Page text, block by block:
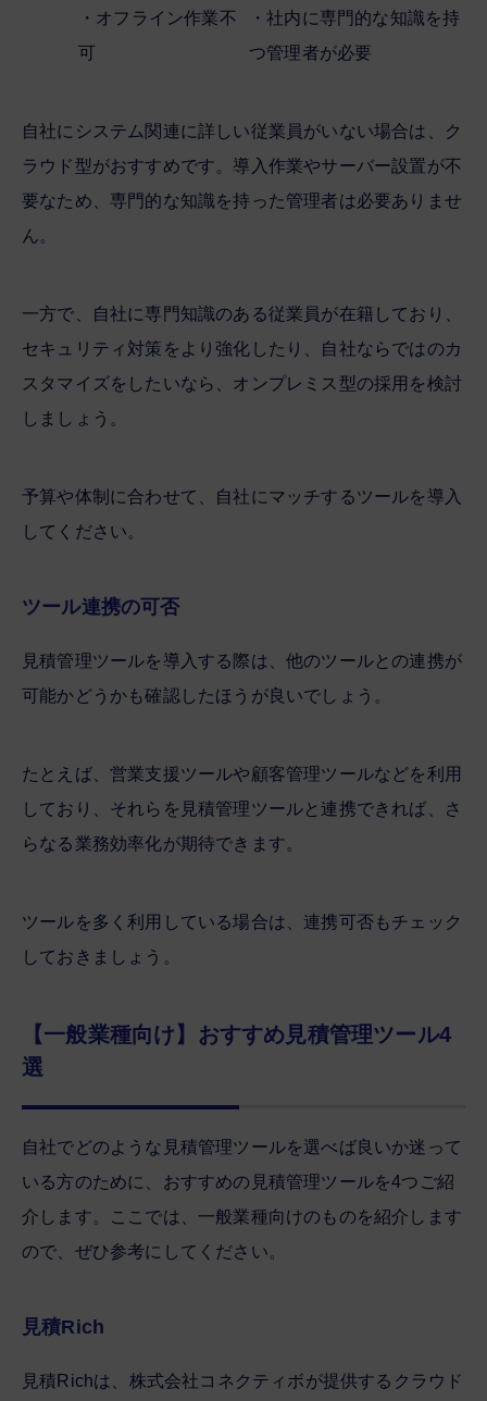
・オフライン作業不
可
・社内に専門的な知識を持
つ管理者が必要
自社にシステム関連に詳しい従業員がいない場合は、ク
ラウド型がおすすめです。導入作業やサーバー設置が不
要なため、専門的な知識を持った管理者は必要ありませ
ん。
一方で、自社に専門知識のある従業員が在籍しており、
セキュリティ対策をより強化したり、自社ならではのカ
スタマイズをしたいなら、オンプレミス型の採用を検討
しましょう。
予算や体制に合わせて、自社にマッチするツールを導入
してください。
ツール連携の可否
見積管理ツールを導入する際は、他のツールとの連携が
可能かどうかも確認したほうが良いでしょう。
たとえば、営業支援ツールや顧客管理ツールなどを利用
しており、それらを見積管理ツールと連携できれば、さ
らなる業務効率化が期待できます。
ツールを多く利用している場合は、連携可否もチェック
しておきましょう。
【一般業種向け】おすすめ見積管理ツール4
選
自社でどのような見積管理ツールを選べば良いか迷って
いる方のために、おすすめの見積管理ツールを4つご紹
介します。ここでは、一般業種向けのものを紹介します
ので、ぜひ参考にしてください。
見積Rich
見積Richは、株式会社コネクティボが提供するクラウド